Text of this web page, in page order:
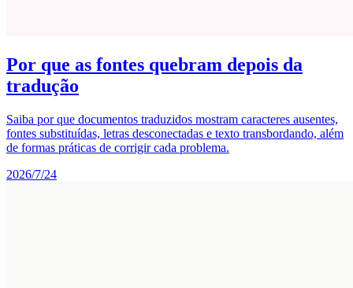
Por que as fontes quebram depois da
tradução
Saiba por que documentos traduzidos mostram caracteres ausentes,
fontes substituídas, letras desconectadas e texto transbordando, além
de formas práticas de corrigir cada problema.
2026/7/24